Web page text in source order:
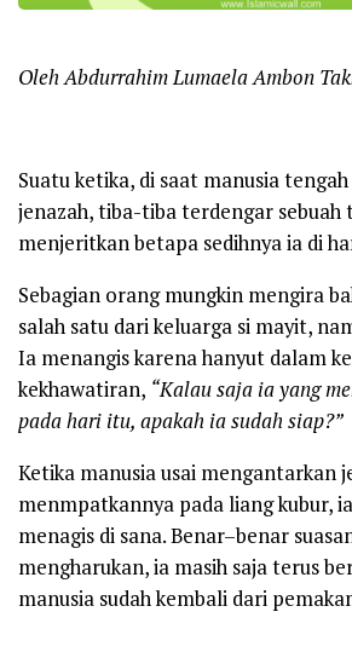
Oleh Abdurrahim Lumaela Ambon
Suatu ketika, di saat manusia
jenazah, tiba-tiba terdengar sebuah
menjeritkan betapa sedihnya ia di
Sebagian orang mungkin mengira
salah satu dari keluarga si mayit,
Ia menangis karena hanyut dalam ke
kekhawatiran, “Kalau saja ia yang
pada hari itu, apakah ia sudah siap?”
Ketika manusia usai mengantarkan
menmpatkannya pada liang kubur,
menagis di sana. Benar–benar
mengharukan, ia masih saja terus
manusia sudah kembali dari